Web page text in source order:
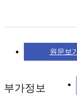
원문보기
부가정보